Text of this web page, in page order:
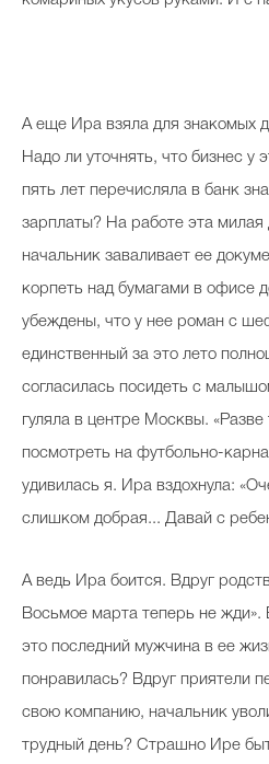
А еще Ира взяла для знакомых
Надо ли уточнять, что бизнес у
пять лет перечисляла в банк
зарплаты? На работе эта милая
начальник заваливает ее
корпеть над бумагами в офисе
убеждены, что у нее роман с
единственный за это лето
согласилась посидеть с
гуляла в центре Москвы.
посмотреть на футбольно-
удивилась я. Ира вздохнула:
слишком добрая... Давай с
А ведь Ира боится. Вдруг
Восьмое марта теперь не жди».
это последний мужчина в ее
понравилась? Вдруг приятели
свою компанию, начальник
трудный день? Страшно Ире